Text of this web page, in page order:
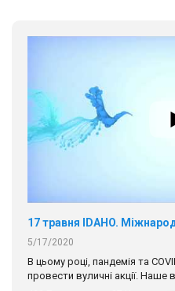
5/17/2020
В цьому році, пандемія та
провести вуличні акції. Наше